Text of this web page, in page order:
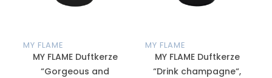
MY FLAME
MY FLAME Duftkerze
“Gorgeous and
MY FLAME
MY FLAME Duftkerze
“Drink champagne“,